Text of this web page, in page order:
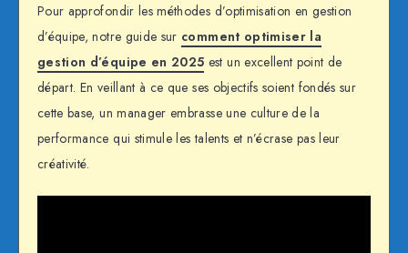
Pour approfondir les méthodes d’optimisation en gestion
d’équipe, notre guide sur comment optimiser la
gestion d’équipe en 2025 est un excellent point de
départ. En veillant à ce que ses objectifs soient fondés sur
cette base, un manager embrasse une culture de la
performance qui stimule les talents et n’écrase pas leur
créativité.